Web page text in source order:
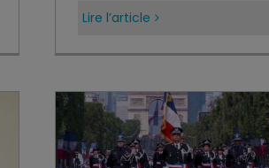
Lire l’article